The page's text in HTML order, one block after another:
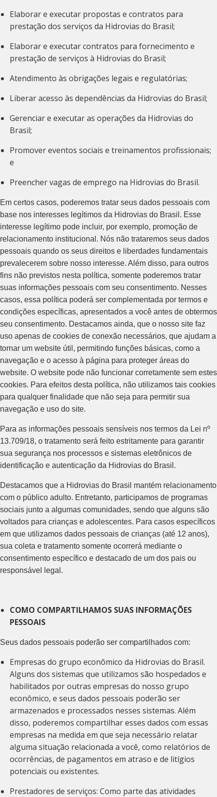
Elaborar e executar propostas e contratos para
prestação dos serviços da Hidrovias do Brasil;
Elaborar e executar contratos para fornecimento e
prestação de serviços à Hidrovias do Brasil;
Atendimento às obrigações legais e regulatórias;
Liberar acesso às dependências da Hidrovias do Brasil;
Gerenciar e executar as operações da Hidrovias do
Brasil;
Promover eventos sociais e treinamentos profissionais;
e
Preencher vagas de emprego na Hidrovias do Brasil.
Em certos casos, poderemos tratar seus dados pessoais com
base nos interesses legítimos da Hidrovias do Brasil. Esse
interesse legítimo pode incluir, por exemplo, promoção de
relacionamento institucional. Nós não trataremos seus dados
pessoais quando os seus direitos e liberdades fundamentais
prevalecerem sobre nosso interesse. Além disso, para outros
fins não previstos nesta política, somente poderemos tratar
suas informações pessoais com seu consentimento. Nesses
casos, essa política poderá ser complementada por termos e
condições específicas, apresentados a você antes de obtermos
seu consentimento. Destacamos ainda, que o nosso site faz
uso apenas de cookies de conexão necessários, que ajudam a
tornar um website útil, permitindo funções básicas, como a
navegação e o acesso à página para proteger áreas do
website. O website pode não funcionar corretamente sem estes
cookies. Para efeitos desta política, não utilizamos tais cookies
para qualquer finalidade que não seja para permitir sua
navegação e uso do site.
Para as informações pessoais sensíveis nos termos da Lei nº
13.709/18, o tratamento será feito estritamente para garantir
sua segurança nos processos e sistemas eletrônicos de
identificação e autenticação da Hidrovias do Brasil.
Destacamos que a Hidrovias do Brasil mantém relacionamento
com o público adulto. Entretanto, participamos de programas
sociais junto a algumas comunidades, sendo que alguns são
voltados para crianças e adolescentes. Para casos específicos
em que utilizamos dados pessoais de crianças (até 12 anos),
sua coleta e tratamento somente ocorrerá mediante o
consentimento específico e destacado de um dos pais ou
responsável legal.
COMO COMPARTILHAMOS SUAS INFORMAÇÕES
PESSOAIS
Seus dados pessoais poderão ser compartilhados com:
Empresas do grupo econômico da Hidrovias do Brasil.
Alguns dos sistemas que utilizamos são hospedados e
habilitados por outras empresas do nosso grupo
econômico, e seus dados pessoais poderão ser
armazenados e processados nesses sistemas. Além
disso, poderemos compartilhar esses dados com essas
empresas na medida em que seja necessário relatar
alguma situação relacionada a você, como relatórios de
ocorrências, de pagamentos em atraso e de litígios
potenciais ou existentes.
Prestadores de serviços: Como parte das atividades